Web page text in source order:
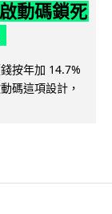
動碼鎖死
按年加 14.7%
碼這項設計，